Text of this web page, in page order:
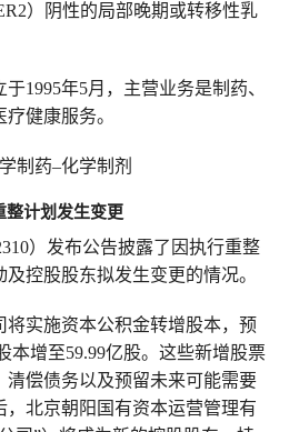
）阴性的局部晚期或转移性乳
1995年5月，主营业务是制药、
健康服务。
制药–化学制剂
整计划发生变更
）发布公告披露了因执行重整
控股股东拟发生变更的情况。
实施资本公积金转增股本，预
本增至59.99亿股。这些新增股票
清偿债务以及预留未来可能需要
，北京朝阳国有资本运营管理有